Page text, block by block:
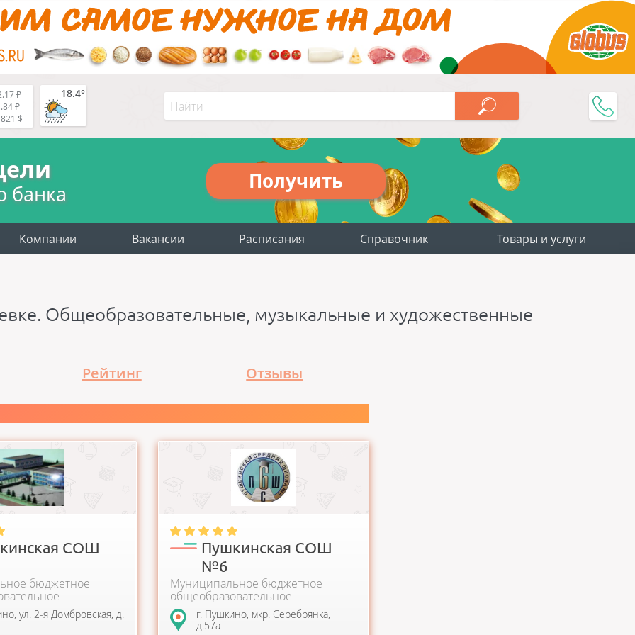
₽
₽
$
18.4°
банка
Получить
Компании Вакансии Расписания Справочник Товары и услуги
Общеобразовательные, музыкальные и художественные
Рейтинг Отзывы
бюджетное
учреждение
школа
СОШ
бюджетное
ул. 2-я Домбровская, д.
Школа работает с 1966 года. Сегодня
школа имеет в своем арсенале
компьютерный класс, просторные а...
Пушкинская СОШ
№6
Муниципальное бюджетное
общеобразовательное
учреждение
г. Пушкино, мкр. Серебрянка,
д.57а